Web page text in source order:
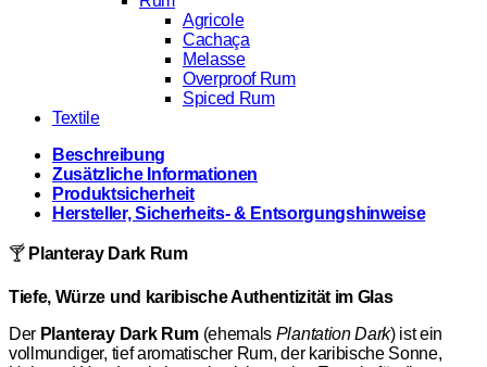
Agricole
Cachaça
Melasse
Overproof Rum
Spiced Rum
Textile
Beschreibung
Zusätzliche Informationen
Produktsicherheit
Hersteller, Sicherheits- & Entsorgungshinweise
🍸 Planteray Dark Rum
Tiefe, Würze und karibische Authentizität im Glas
Der Planteray Dark Rum(ehemals Plantation Dark) ist ein
vollmundiger, tief aromatischer Rum, der karibische Sonne,